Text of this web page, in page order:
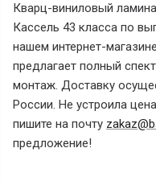
Кварц-виниловый
Кассель 43 класса по
нашем интернет-
предлагает полный
монтаж. Доставку
России. Не устроила
пишите на почту
предложение!